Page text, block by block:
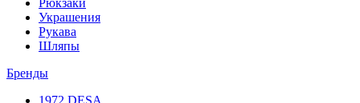
Рюкзаки
Украшения
Рукава
Шляпы
Бренды
1972 DESA